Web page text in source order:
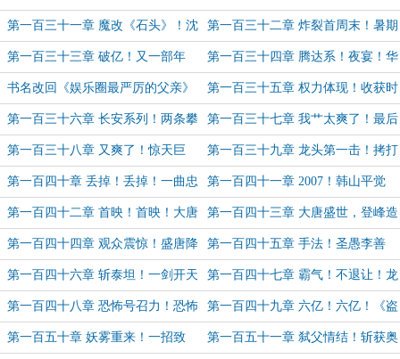
短片！收视爆炸！ 映！秦兰仰慕！
第一百三十一章 魔改《石头》！沈
逸达之暗！兰花绽放！
第一百三十二章 炸裂首周末！暑期
档赢家！独当一面！
第一百三十三章 破亿！又一部年
冠！娱乐圈我做主！
第一百三十四章 腾达系！夜宴！华
易俯首！行业地位！（万字，求月
票！）
书名改回《娱乐圈最严厉的父亲》 第一百三十五章 权力体现！收获时
刻！最佳选择！
第一百三十六章 长安系列！两条攀
登线！华易严父！短片女主！
第一百三十七章 我艹太爽了！最后
一击！行业变天！
第一百三十八章 又爽了！惊天巨
变！双冰交锋！（继续万更！求月
票！）
第一百三十九章 龙头第一击！拷打
韩山平！
第一百四十章 丢掉！丢掉！一曲忠
歌向大唐！
第一百四十一章 2007！韩山平觉
醒！叫停《投名状》！
第一百四十二章 首映！首映！大唐
盛世！破纪录发行！
第一百四十三章 大唐盛世，登峰造
极！
第一百四十四章 观众震惊！盛唐降
临！这就是历史大片！
第一百四十五章 手法！圣愚李善
德！震撼票房！
第一百四十六章 斩泰坦！一剑开天
门！
第一百四十七章 霸气！不退让！龙
头真正的样子！
第一百四十八章 恐怖号召力！恐怖
项目！最强组合！双J！真当日本人
第一百四十九章 六亿！六亿！《盗
梦》剧本！无敌成绩！
第一百五十章 妖雾重来！一招致 第一百五十一章 弑父情结！斩获奥